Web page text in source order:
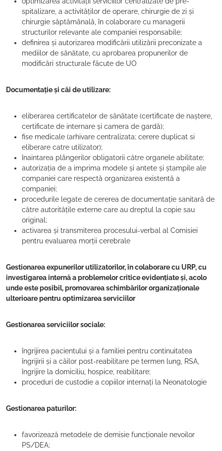
spitalizare, a activităților de operare, chirurgie de zi și
chirurgie săptămânală, în colaborare cu managerii
structurilor relevante ale companiei responsabile;
definirea și autorizarea modificării utilizării preconizate a
mediilor de sănătate, cu aprobarea propunerilor de
modificări structurale făcute de UO
Documentație și căi de utilizare:
eliberarea certificatelor de sănătate (certificate de naștere,
certificate de internare și camera de gardă);
fise medicale (arhivare centralizata; cerere duplicat si
eliberare catre utilizator);
înaintarea plângerilor obligatorii către organele abilitate;
autorizația de a imprima modele și antete și ștampile ale
companiei care respectă organizarea existentă a
companiei;
procedurile legate de cererea de documentație sanitară de
către autoritățile externe care au dreptul la copie sau
original;
activarea și transmiterea procesului-verbal al Comisiei
pentru evaluarea morții cerebrale
Gestionarea expunerilor utilizatorilor, în colaborare cu URP, cu
investigarea internă a problemelor critice evidențiate și, acolo
unde este posibil, promovarea schimbărilor organizaționale
ulterioare pentru optimizarea serviciilor
Gestionarea serviciilor sociale:
îngrijirea pacientului și a familiei pentru continuitatea
îngrijirii și a căilor post-reabilitare pe termen lung, RSA,
îngrijire la domiciliu, hospice, reabilitare;
proceduri de custodie a copiilor internați la Neonatologie
Gestionarea paturilor:
favorizează metodele de demisie funcționale nevoilor
PS/DEA;